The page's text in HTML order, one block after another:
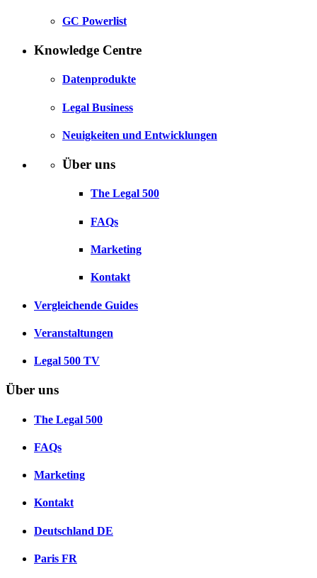
GC Powerlist
Knowledge Centre
Datenprodukte
Legal Business
Neuigkeiten und Entwicklungen
Über uns
The Legal 500
FAQs
Marketing
Kontakt
Vergleichende Guides
Veranstaltungen
Legal 500 TV
Über uns
The Legal 500
FAQs
Marketing
Kontakt
Deutschland DE
Paris FR